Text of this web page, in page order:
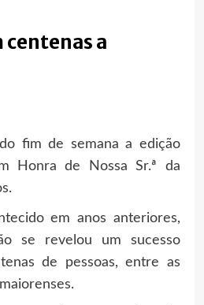
centenas a
fim de semana a edição
Honra de Nossa Sr.ª da
em anos anteriores,
se revelou um sucesso
de pessoas, entre as